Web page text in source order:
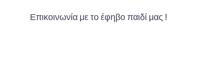
Επικοινωνία με το έφηβο παιδί μας !